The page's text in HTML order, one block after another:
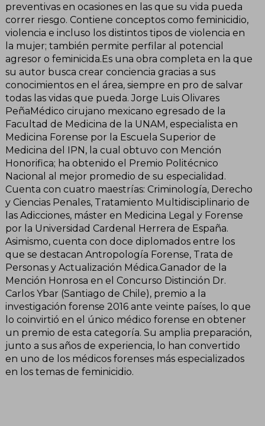
preventivas en ocasiones en las que su vida pueda
correr riesgo. Contiene conceptos como feminicidio,
violencia e incluso los distintos tipos de violencia en
la mujer; también permite perfilar al potencial
agresor o feminicida.Es una obra completa en la que
su autor busca crear conciencia gracias a sus
conocimientos en el área, siempre en pro de salvar
todas las vidas que pueda. Jorge Luis Olivares
PeñaMédico cirujano mexicano egresado de la
Facultad de Medicina de la UNAM, especialista en
Medicina Forense por la Escuela Superior de
Medicina del IPN, la cual obtuvo con Mención
Honorifica; ha obtenido el Premio Politécnico
Nacional al mejor promedio de su especialidad.
Cuenta con cuatro maestrías: Criminología, Derecho
y Ciencias Penales, Tratamiento Multidisciplinario de
las Adicciones, máster en Medicina Legal y Forense
por la Universidad Cardenal Herrera de España.
Asimismo, cuenta con doce diplomados entre los
que se destacan Antropología Forense, Trata de
Personas y Actualización Médica.Ganador de la
Mención Honrosa en el Concurso Distinción Dr.
Carlos Ybar (Santiago de Chile), premio a la
investigación forense 2016 ante veinte países, lo que
lo coinvirtió en el único médico forense en obtener
un premio de esta categoría. Su amplia preparación,
junto a sus años de experiencia, lo han convertido
en uno de los médicos forenses más especializados
en los temas de feminicidio.